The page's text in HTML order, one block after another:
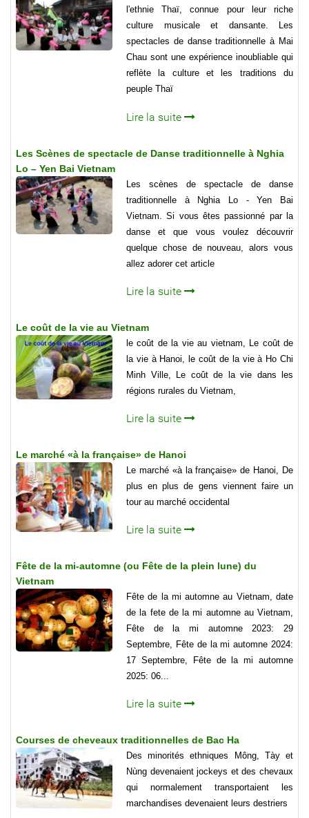
l'ethnie Thaï, connue pour leur riche
culture musicale et dansante. Les
spectacles de danse traditionnelle à Mai
Chau sont une expérience inoubliable qui
reflète la culture et les traditions du
peuple Thaï
Lire la suite
Les Scènes de spectacle de Danse traditionnelle à Nghia
Lo – Yen Bai Vietnam
Les scènes de spectacle de danse
traditionnelle à Nghia Lo - Yen Bai
Vietnam. Si vous êtes passionné par la
danse et que vous voulez découvrir
quelque chose de nouveau, alors vous
allez adorer cet article
Lire la suite
Le coût de la vie au Vietnam
le coût de la vie au vietnam, Le coût de
la vie à Hanoi, le coût de la vie à Ho Chi
Minh Ville, Le coût de la vie dans les
régions rurales du Vietnam,
Lire la suite
Le marché «à la française» de Hanoi
Le marché «à la française» de Hanoi, De
plus en plus de gens viennent faire un
tour au marché occidental
Lire la suite
Fête de la mi-automne (ou Fête de la plein lune) du
Vietnam
Fête de la mi automne au Vietnam, date
de la fete de la mi automne au Vietnam,
Fête de la mi automne 2023: 29
Septembre, Fête de la mi automne 2024:
17 Septembre, Fête de la mi automne
2025: 06...
Lire la suite
Courses de cheveaux traditionnelles de Bac Ha
Des minorités ethniques Mông, Tày et
Nùng devenaient jockeys et des chevaux
qui normalement transportaient les
marchandises devenaient leurs destriers